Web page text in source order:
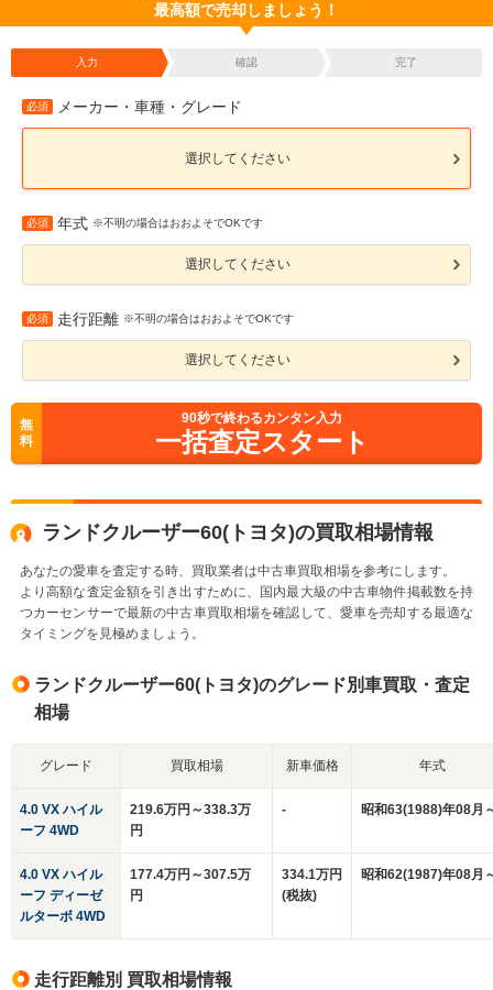
最高額で売却しましょう！
入力 確認 完了
必須 メーカー・車種・グレード
選択してください
必須 年式 ※不明の場合はおおよそでOKです
選択してください
必須 走行距離 ※不明の場合はおおよそでOKです
選択してください
無
料
90秒で終わるカンタン入力
一括査定スタート
ランドクルーザー60(トヨタ)の買取相場情報
あなたの愛車を査定する時、買取業者は中古車買取相場を参考にします。
より高額な査定金額を引き出すために、国内最大級の中古車物件掲載数を持
つカーセンサーで最新の中古車買取相場を確認して、愛車を売却する最適な
タイミングを見極めましょう。
ランドクルーザー60(トヨタ)のグレード別車買取・査定
相場
グレード 買取相場 新車価格 年式
4.0 VX ハイル
ーフ 4WD
219.6万円～338.3万
円
- 昭和63(1988)年08月
4.0 VX ハイル
ーフ ディーゼ
ルターボ 4WD
177.4万円～307.5万
円
334.1万円
(税抜)
昭和62(1987)年08月
走行距離別 買取相場情報